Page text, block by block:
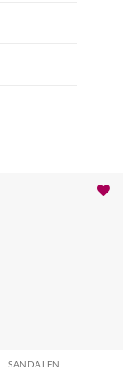
SANDALEN